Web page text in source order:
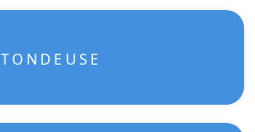
TONDEUSE